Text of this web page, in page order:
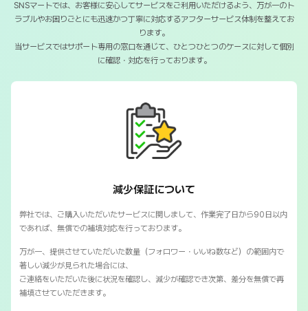
SNSマートでは、お客様に安心してサービスをご利用いただけるよう、万が一のト
ラブルやお困りごとにも迅速かつ丁寧に対応するアフターサービス体制を整えてお
ります。
当サービスではサポート専用の窓口を通じて、ひとつひとつのケースに対して個別
に確認・対応を行っております。
SNSマートの保証対応について
減少保証について
弊社では、ご購入いただいたサービスに関しまして、作業完了日から90日以内
であれば、無償での補填対応を行っております。
万が一、提供させていただいた数量（フォロワー・いいね数など）の範囲内で
著しい減少が見られた場合には、
ご連絡をいただいた後に状況を確認し、減少が確認でき次第、差分を無償で再
補填させていただきます。